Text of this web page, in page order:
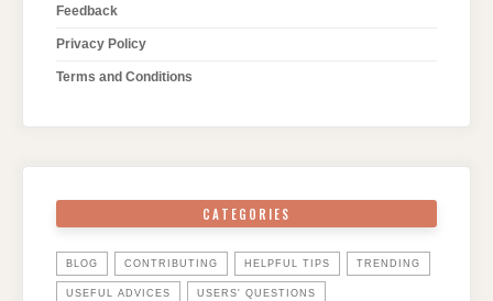
Feedback
Privacy Policy
Terms and Conditions
CATEGORIES
BLOG CONTRIBUTING HELPFUL TIPS TRENDING
USEFUL ADVICES USERS' QUESTIONS